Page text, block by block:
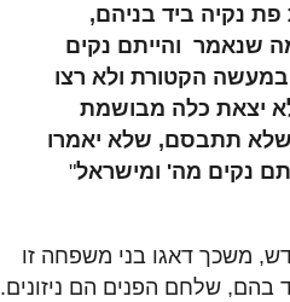
נקיה ביד בניהם,
שנאמר והייתם נקים
במעשה הקטורת ולא רצו
יצאת כלה מבושמת
שלא תתבסם, שלא יאמרו
נקים מה' ומישראל"
משכך דאגו בני משפחה זו
בהם, שלחם הפנים הם ניזונים.